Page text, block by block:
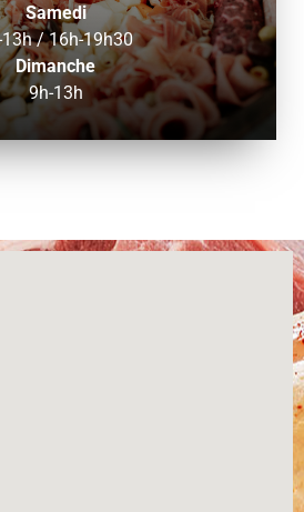
Samedi
/ 16h-19h30
Dimanche
9h-13h